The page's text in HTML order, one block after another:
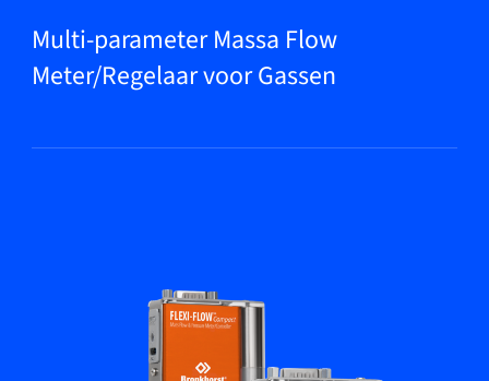
Markets
Bronkhorst
Multi-parameter Massa Flow
Meter/Regelaar voor Gassen